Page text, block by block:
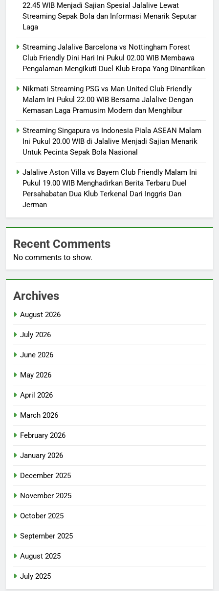
22.45 WIB Menjadi Sajian Spesial Jalalive Lewat
Streaming Sepak Bola dan Informasi Menarik Seputar
Laga
Streaming Jalalive Barcelona vs Nottingham Forest
Club Friendly Dini Hari Ini Pukul 02.00 WIB Membawa
Pengalaman Mengikuti Duel Klub Eropa Yang Dinantikan
Nikmati Streaming PSG vs Man United Club Friendly
Malam Ini Pukul 22.00 WIB Bersama Jalalive Dengan
Kemasan Laga Pramusim Modern dan Menghibur
Streaming Singapura vs Indonesia Piala ASEAN Malam
Ini Pukul 20.00 WIB di Jalalive Menjadi Sajian Menarik
Untuk Pecinta Sepak Bola Nasional
Jalalive Aston Villa vs Bayern Club Friendly Malam Ini
Pukul 19.00 WIB Menghadirkan Berita Terbaru Duel
Persahabatan Dua Klub Terkenal Dari Inggris Dan
Jerman
Recent Comments
No comments to show.
Archives
August 2026
July 2026
June 2026
May 2026
April 2026
March 2026
February 2026
January 2026
December 2025
November 2025
October 2025
September 2025
August 2025
July 2025